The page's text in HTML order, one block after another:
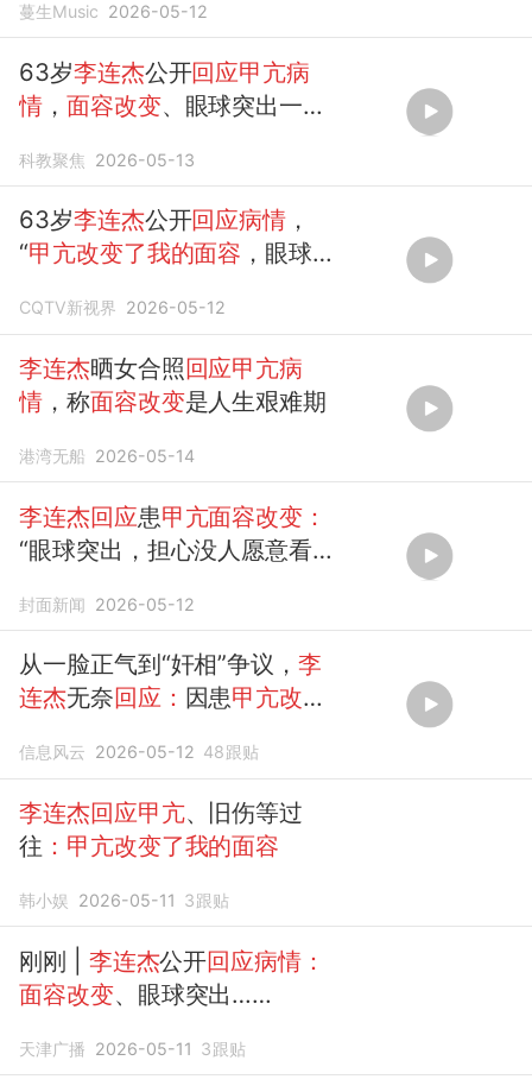
蔓生Music 2026-05-12
63岁李连杰公开回应甲亢病
情 ，面容改变、眼球突出一
模样。
科教聚焦 2026-05-13
63岁李连杰公开回应病情，
“甲亢改变了我的面容 ，眼球突
CQTV新视界 2026-05-12
李连杰晒女合照回应甲亢病
情 ，称面容改变是人生艰难期
港湾无船 2026-05-14
李连杰回应患甲亢面容改变：
“眼球突出，担心没人愿意看到
多旧伤，自己无法像...
封面新闻 2026-05-12
从一脸正气到“奸相”争议， 李
连杰无奈回应： 因患甲亢改变
信息风云 2026-05-12 48跟贴
李连杰回应甲亢、旧伤等过
往 ：甲亢改变了我的面容
韩小娱 2026-05-11 3跟贴
刚刚 | 李连杰公开回应病情：
面容改变、眼球突出……
天津广播 2026-05-11 3跟贴